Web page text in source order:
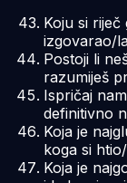
Koju si
izgovarao/
Postoji li
razumiješ
Ispričaj
definitivno
Koja je
koga si
Koja je